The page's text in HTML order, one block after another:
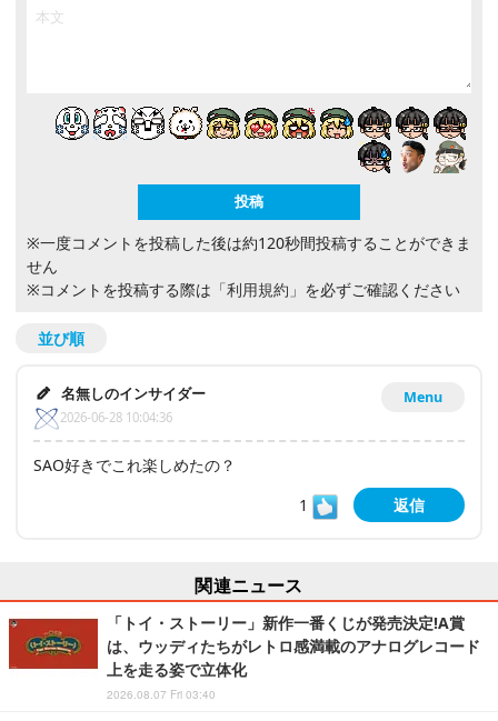
※一度コメントを投稿した後は約120秒間投稿することができま
せん
※コメントを投稿する際は 「利用規約」 を必ずご確認ください
並び順
Menu
名無しのインサイダー
2026-06-28 10:04:36
SAO好きでこれ楽しめたの？
1
返信
関連ニュース
「トイ・ストーリー」新作一番くじが発売決定!A賞
は、ウッディたちがレトロ感満載のアナログレコード
上を走る姿で立体化
2026.08.07 Fri 03:40